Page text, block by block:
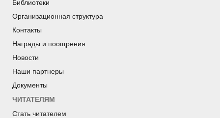
Библиотеки
Организационная структура
Контакты
Награды и поощрения
Новости
Наши партнеры
Документы
ЧИТАТЕЛЯМ
Стать читателем